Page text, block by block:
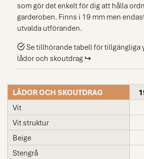
som gör det enkelt för dig att hålla
garderoben. Finns i 19 mm men
utvalda utföranden.
Se tillhörande tabell för tillgängliga
lådor och skoutdrag ↪
LÅDOR OCH SKOUTDRAG
Vit
Vit struktur
Beige
Stengrå